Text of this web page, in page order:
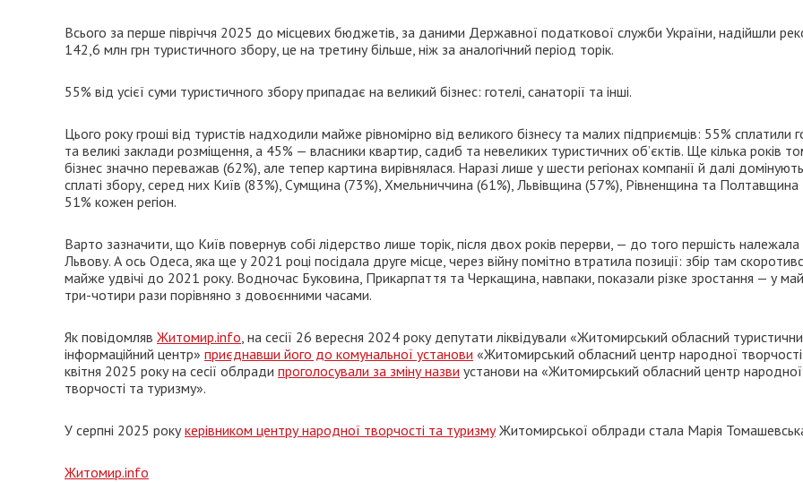
Всього за перше півріччя 2025 до місцевих бюджетів, за даними Державної податкової служби України, надійшли
142,6 млн грн туристичного збору, це на третину більше, ніж за аналогічний період торік.
55% від усієї суми туристичного збору припадає на великий бізнес: готелі, санаторії та інші.
Цього року гроші від туристів надходили майже рівномірно від великого бізнесу та малих підприємців: 55% сплатили
та великі заклади розміщення, а 45% — власники квартир, садиб та невеликих туристичних об’єктів. Ще кілька років
бізнес значно переважав (62%), але тепер картина вирівнялася. Наразі лише у шести регіонах компанії й далі
сплаті збору, серед них Київ (83%), Сумщина (73%), Хмельниччина (61%), Львівщина (57%), Рівненщина та
51% кожен регіон.
Варто зазначити, що Київ повернув собі лідерство лише торік, після двох років перерви, — до того першість належала
Львову. А ось Одеса, яка ще у 2021 році посідала друге місце, через війну помітно втратила позиції: збір там
майже удвічі до 2021 року. Водночас Буковина, Прикарпаття та Черкащина, навпаки, показали різке зростання — у
три-чотири рази порівняно з довоєнними часами.
Як повідомляв Житомир.info, на сесії 26 вересня 2024 року депутати ліквідували «Житомирський обласний
інформаційний центр» приєднавши його до комунальної установи «Житомирський обласний центр народної
квітня 2025 року на сесії облради проголосували за зміну назви установи на «Житомирський обласний центр народної
творчості та туризму».
У серпні 2025 рокукерівником центру народної творчості та туризмуЖитомирської облради стала Марія
Житомир.info